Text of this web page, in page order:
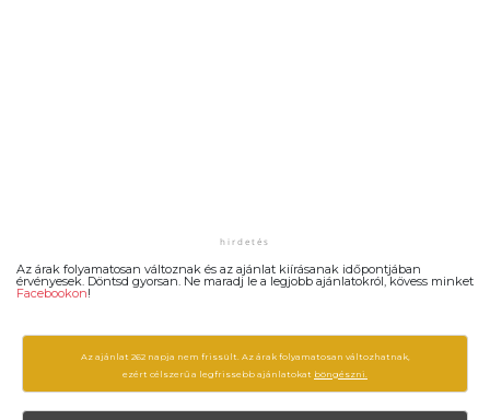
Az árak folyamatosan változnak és az ajánlat kiírásanak időpontjában
érvényesek. Döntsd gyorsan. Ne maradj le a legjobb ajánlatokról, kövess minket
Facebookon!
Az ajánlat 262 napja nem frissült. Az árak folyamatosan változhatnak,
ezért célszerű a legfrissebb ajánlatokat böngészni.